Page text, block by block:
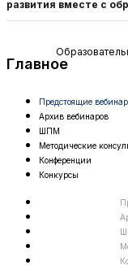
развития вместе с
Главное
Предстоящие
Архив вебинаров
ШПМ
Методические
Конференции
Конкурсы